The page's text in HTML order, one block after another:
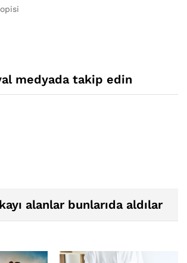
medyada takip edin
alanlar bunlarıda aldılar